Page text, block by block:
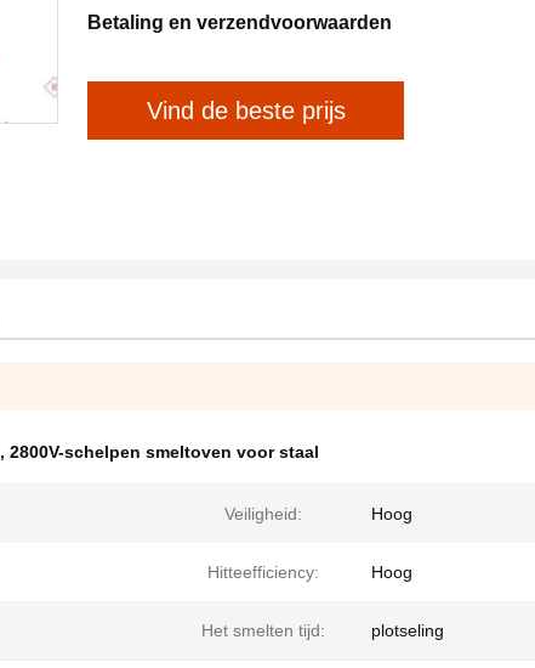
Betaling en verzendvoorwaarden
Vind de beste prijs
, 2800V-schelpen smeltoven voor staal
Veiligheid: Hoog
Hitteefficiency: Hoog
Het smelten tijd: plotseling